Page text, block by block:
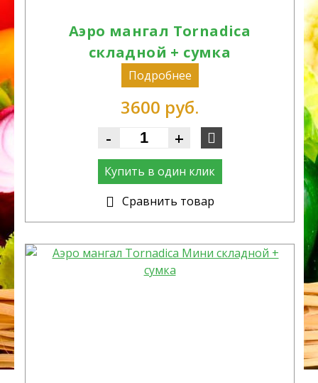
Аэро мангал Tornadica
складной + сумка
Подробнее
3600 руб.
- +
Купить в один клик
Cравнить товар